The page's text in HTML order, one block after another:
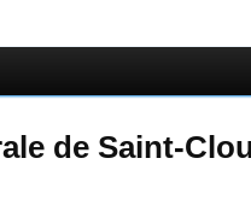
de Saint-